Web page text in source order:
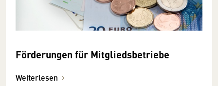
Förderungen für Mitgliedsbetriebe
Weiterlesen